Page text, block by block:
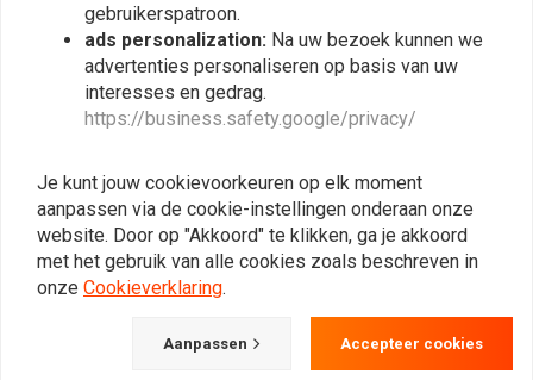
RICK'S ELECTRICS
Bobine Hon 2009
NSA700A DN1 10-11
86-97 VFR750F 98-01
RICK'S ELECTRICS
/ ES 1985 GS700E 1985
GS700ES 86-92 GSXR1100
gebruikerspatroon.
ads personalization: Na uw bezoek kunnen we
advertenties personaliseren op basis van uw
interesses en gedrag.
https://business.safety.google/privacy/
Je kunt jouw cookievoorkeuren op elk moment
aanpassen via de cookie-instellingen onderaan onze
website. Door op "Akkoord" te klikken, ga je akkoord
met het gebruik van alle cookies zoals beschreven in
onze Cookieverklaring.
Aanpassen Accepteer cookies